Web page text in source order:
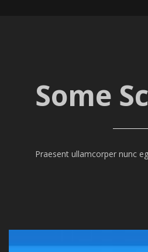
Some
Praesent ullamcorper nunc